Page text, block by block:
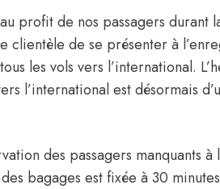
profit de nos passagers durant
clientèle de se présenter à
les vols vers l’international.
l’international est désormais
des passagers manquants à
bagages est fixée à 30